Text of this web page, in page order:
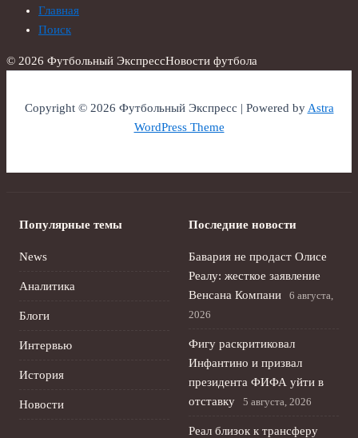
Главная
Поиск
© 2026 Футбольный ЭкспрессНовости футбола
Copyright © 2026 Футбольный Экспресс | Powered byAstra
WordPress Theme
Популярные темы
News
Аналитика
Блоги
Интервью
История
Новости
Последние новости
Бавария не продаст Олисе
Реалу: жесткое заявление
Венсана Компани
6 августа,
2026
Фигу раскритиковал
Инфантино и призвал
президента ФИФА уйти в
отставку
5 августа, 2026
Реал близок к трансферу